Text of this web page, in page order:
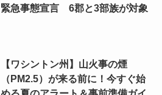
緊急事態宣言 6郡と3部族が対象
【ワシントン州】山火事の煙
（PM2.5）が来る前に！今すぐ始